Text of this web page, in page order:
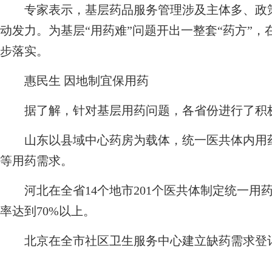
专家表示，基层药品服务管理涉及主体多、政
动发力。为基层“用药难”问题开出一整套“药方”
步落实。
惠民生 因地制宜保用药
据了解，针对基层用药问题，各省份进行了积
山东以县域中心药房为载体，统一医共体内用
等用药需求。
河北在全省14个地市201个医共体制定统一用
率达到70%以上。
北京在全市社区卫生服务中心建立缺药需求登